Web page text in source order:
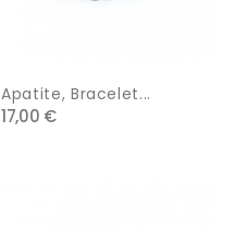
Apatite, Bracelet...
17,00 €